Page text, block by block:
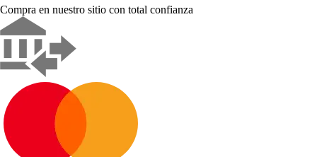
Compra en nuestro sitio con total confianza